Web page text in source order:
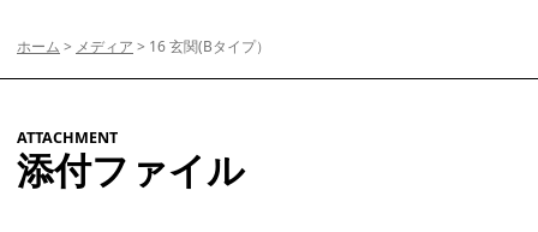
ホーム > メディア > 16 玄関(Bタイプ）
ATTACHMENT
添付ファイル